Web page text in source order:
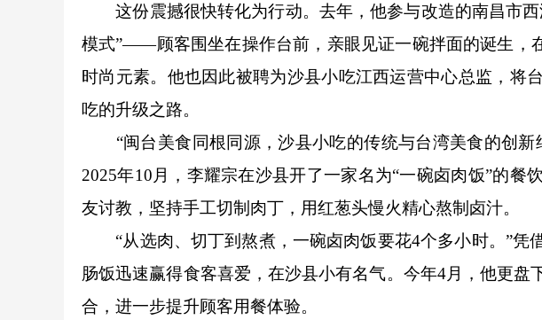
这份震撼很快转化为行动。去年，他参与改造的南昌市西
模式”——顾客围坐在操作台前，亲眼见证一碗拌面的诞生，
时尚元素。他也因此被聘为沙县小吃江西运营中心总监，将
吃的升级之路。
“闽台美食同根同源，沙县小吃的传统与台湾美食的创新
2025年10月，李耀宗在沙县开了一家名为“一碗卤肉饭”的
友讨教，坚持手工切制肉丁，用红葱头慢火精心熬制卤汁。
“从选肉、切丁到熬煮，一碗卤肉饭要花4个多小时。”凭
肠饭迅速赢得食客喜爱，在沙县小有名气。今年4月，他更
合，进一步提升顾客用餐体验。